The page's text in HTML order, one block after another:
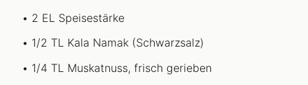
2 EL Speisestärke
1/2 TL Kala Namak (Schwarzsalz)
1/4 TL Muskatnuss, frisch gerieben